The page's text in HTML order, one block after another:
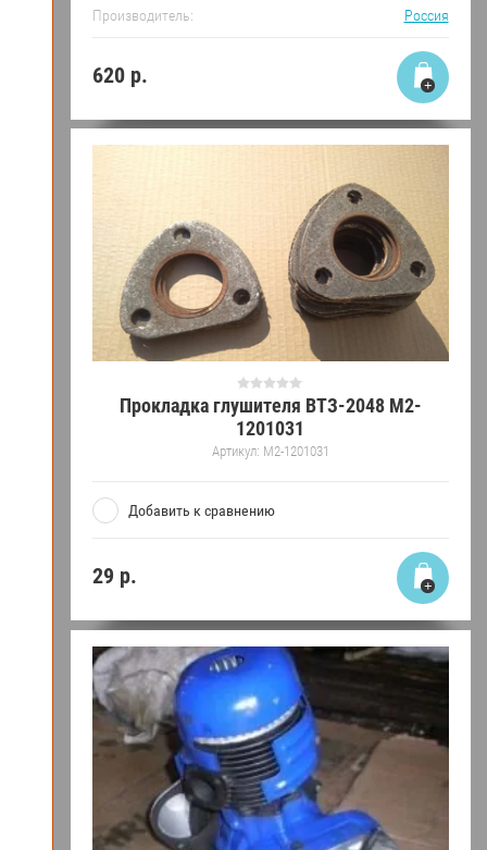
Производитель: Россия
620р.
Прокладка глушителя ВТЗ-2048 М2-
1201031
Артикул: М2-1201031
Добавить к сравнению
29 р.